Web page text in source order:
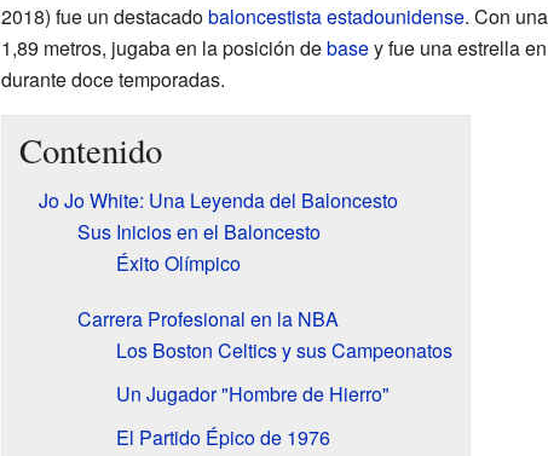
2018) fue un destacadobaloncestistaestadounidense. Con
1,89 metros, jugaba en la posición debasey fue una estrella
durante doce temporadas.
Contenido
Jo Jo White: Una Leyenda del Baloncesto
Sus Inicios en el Baloncesto
Éxito Olímpico
Carrera Profesional en la NBA
Los Boston Celtics y sus Campeonatos
Un Jugador "Hombre de Hierro"
El Partido Épico de 1976